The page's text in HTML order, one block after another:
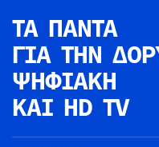
ΤΑ ΠΑΝΤΑ
ΓΙΑ ΤΗΝ
ΨΗΦΙΑΚΗ
ΚΑΙ HD TV